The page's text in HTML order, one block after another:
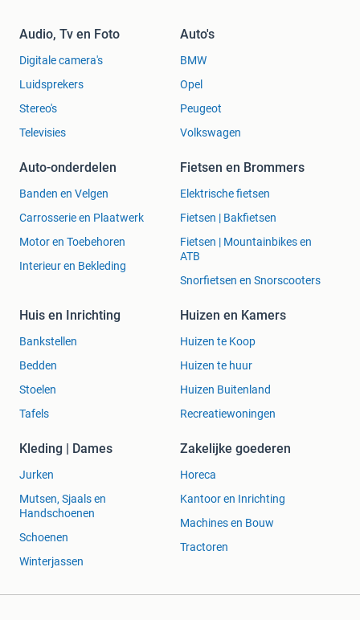
Audio, Tv en Foto
Digitale camera's
Luidsprekers
Stereo's
Televisies
Auto's
BMW
Opel
Peugeot
Volkswagen
Auto-onderdelen
Banden en Velgen
Carrosserie en Plaatwerk
Motor en Toebehoren
Interieur en Bekleding
Fietsen en Brommers
Elektrische fietsen
Fietsen | Bakfietsen
Fietsen | Mountainbikes en
ATB
Snorfietsen en Snorscooters
Huis en Inrichting
Bankstellen
Bedden
Stoelen
Tafels
Huizen en Kamers
Huizen te Koop
Huizen te huur
Huizen Buitenland
Recreatiewoningen
Kleding | Dames
Jurken
Mutsen, Sjaals en
Handschoenen
Schoenen
Winterjassen
Zakelijke goederen
Horeca
Kantoor en Inrichting
Machines en Bouw
Tractoren